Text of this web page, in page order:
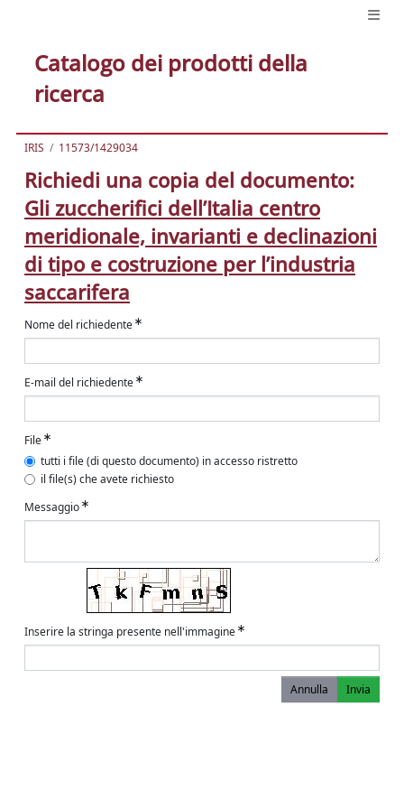
Catalogo dei prodotti della
ricerca
IRIS 11573/1429034
Richiedi una copia del documento:
Gli zuccherifici dell’Italia centro
meridionale, invarianti e declinazioni
di tipo e costruzione per l’industria
saccarifera
Nome del richiedente
E-mail del richiedente
File
tutti i file (di questo documento) in accesso ristretto
il file(s) che avete richiesto
Messaggio
Inserire la stringa presente nell'immagine
Annulla Invia